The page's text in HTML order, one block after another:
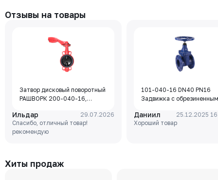
Отзывы на товары
Затвор дисковый поворотный
РАШВОРК 200-040-16,
250 (GG25), диск - GJS-400-
15 (GGG40), уплотнение -
EPDM, М/Ф, рукоятка
Ильдар
29.07.2026
Спасибо, отличный товар!
рекомендую
101-040-16 DN40 PN16
Задвижка с обрезиненным
чугун, клин-EPDM,
Tmax=110°C Ф/Ф
Даниил
25.12.2025
Хороший товар
Хиты продаж